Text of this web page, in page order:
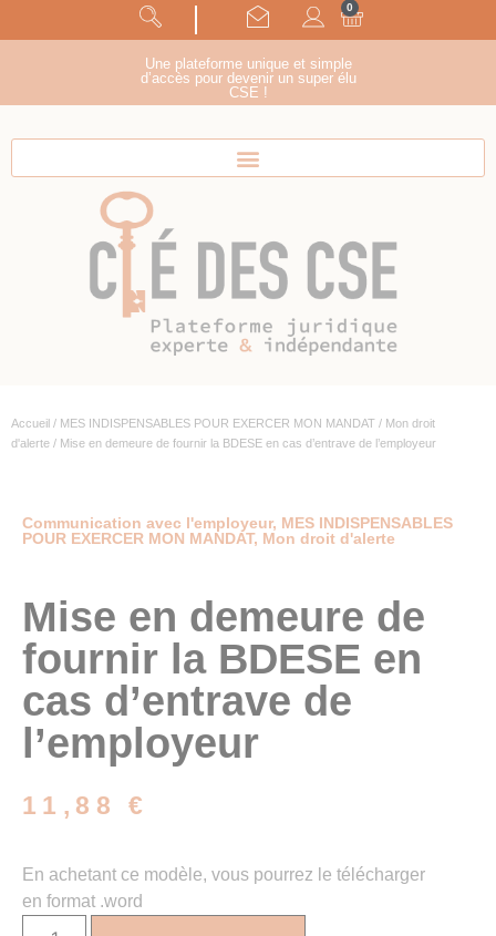
Panneau de gestion des cookies
suivez-nous !
Une plateforme unique et simple
d’accès pour devenir un super élu
CSE !
0
Accueil / MES INDISPENSABLES POUR EXERCER MON MANDAT / Mon droit
d'alerte / Mise en demeure de fournir la BDESE en cas d’entrave de l’employeur
Communication avec l'employeur, MES INDISPENSABLES
POUR EXERCER MON MANDAT, Mon droit d'alerte
Mise en demeure de
fournir la BDESE en
cas d’entrave de
l’employeur
11,88€
En achetant ce modèle, vous pourrez le télécharger
en format .word